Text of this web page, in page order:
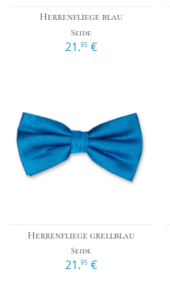
Herrenfliege blau
Seide
21.95 €
Herrenfliege grellblau
Seide
21.95 €